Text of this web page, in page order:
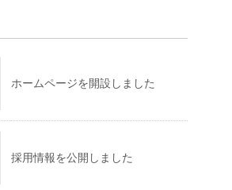
ホームページを開設しました
採用情報を公開しました